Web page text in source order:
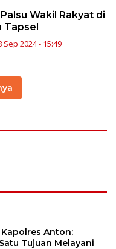
Wakil Rakyat di
Tapsel
Sep 2024 - 15:49
Anton:
Tujuan Melayani